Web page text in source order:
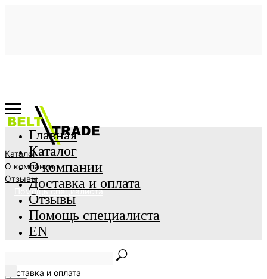
Каталог
О компании
Отзывы
Помощь специалиста
Доставка и оплата
Главная
Каталог
О компании
Доставка и оплата
Отзывы
Помощь специалиста
EN